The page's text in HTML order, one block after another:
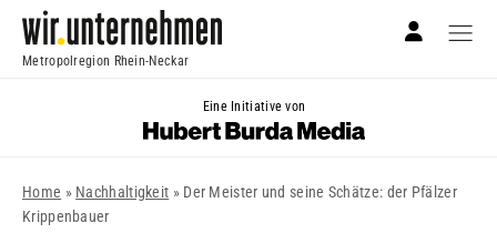
Metropolregion Rhein-Neckar
Eine Initiative von
Home » Nachhaltigkeit » Der Meister und seine Schätze: der Pfälzer
Krippenbauer